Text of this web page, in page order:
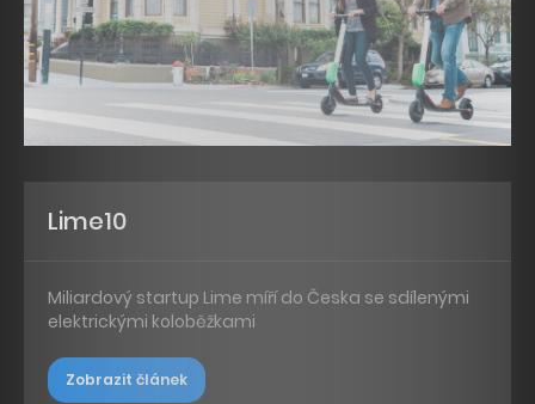
Lime10
Miliardový startup Lime míří do Česka se sdílenými
elektrickými koloběžkami
Zobrazit článek